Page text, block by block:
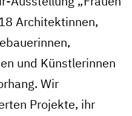
Architektinnen,
und Künstlerinnen
Wir
Projekte, ihr